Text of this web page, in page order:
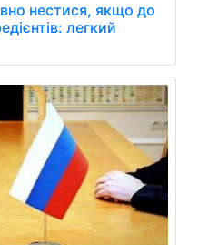
нестися, якщо до
легкий